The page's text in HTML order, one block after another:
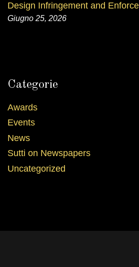
Design Infringement and
Giugno 25, 2026
Categorie
Awards
Events
News
Sutti on Newspapers
Uncategorized